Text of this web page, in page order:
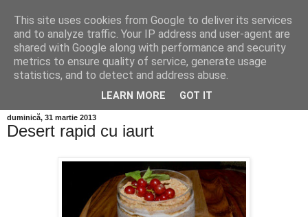
duminică, 31 martie 2013
Desert rapid cu iaurt
This site uses cookies from Google to deliver its services
and to analyze traffic. Your IP address and user-agent are
shared with Google along with performance and security
metrics to ensure quality of service, generate usage
statistics, and to detect and address abuse.
LEARN MORE GOT IT